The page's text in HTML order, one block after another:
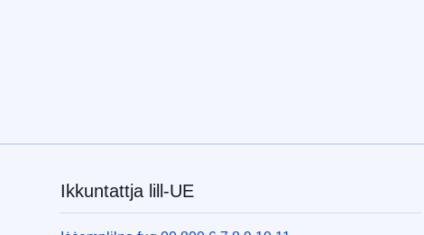
Ikkuntattja lill-UE